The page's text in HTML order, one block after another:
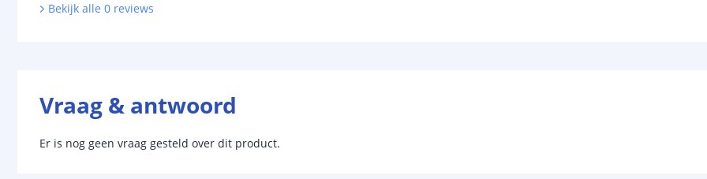
Bekijk alle 0 reviews
Vraag & antwoord
Er is nog geen vraag gesteld over dit product.